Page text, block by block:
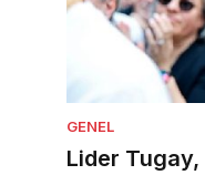
GENEL
Lider Tugay,